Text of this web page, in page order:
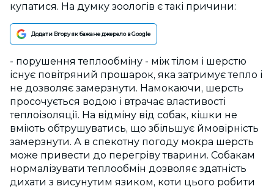
купатися. На думку зоологів є такі причини:
Додати Вгору як бажане джерело в Google
- порушення теплообміну - між тілом і шерстю
існує повітряний прошарок, яка затримує тепло і
не дозволяє замерзнути. Намокаючи, шерсть
просочується водою і втрачає властивості
теплоізоляції. На відміну від собак, кішки не
вміють обтрушуватись, що збільшує ймовірність
замерзнути. А в спекотну погоду мокра шерсть
може привести до перегріву тварини. Собакам
нормалізувати теплообмін дозволяє здатність
дихати з висунутим язиком, коти цього робити